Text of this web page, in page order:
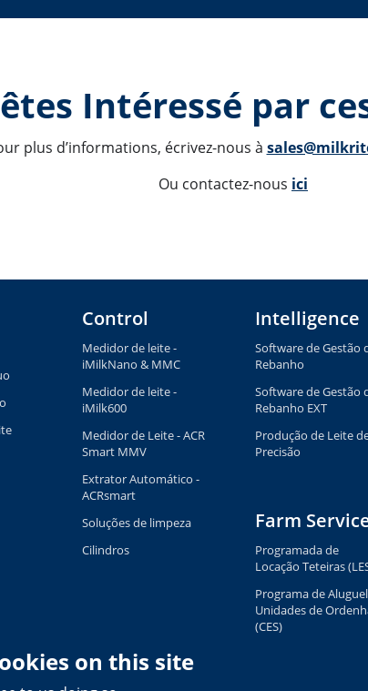
Intéressé par
plus d’informations, écrivez-nous à
Ou contactez-nous ici
Control
Medidor de leite -
iMilkNano & MMC
Medidor de leite -
iMilk600
Medidor de Leite - ACR
Smart MMV
Extrator Automático -
ACRsmart
Soluções de limpeza
Cilindros
Intelligence
Software de Gestão
Rebanho
Software de Gestão
Rebanho EXT
Produção de Leite
Precisão
Farm
Programada de
Locação Teteiras
Programa de
Unidades de
(CES)
on this site